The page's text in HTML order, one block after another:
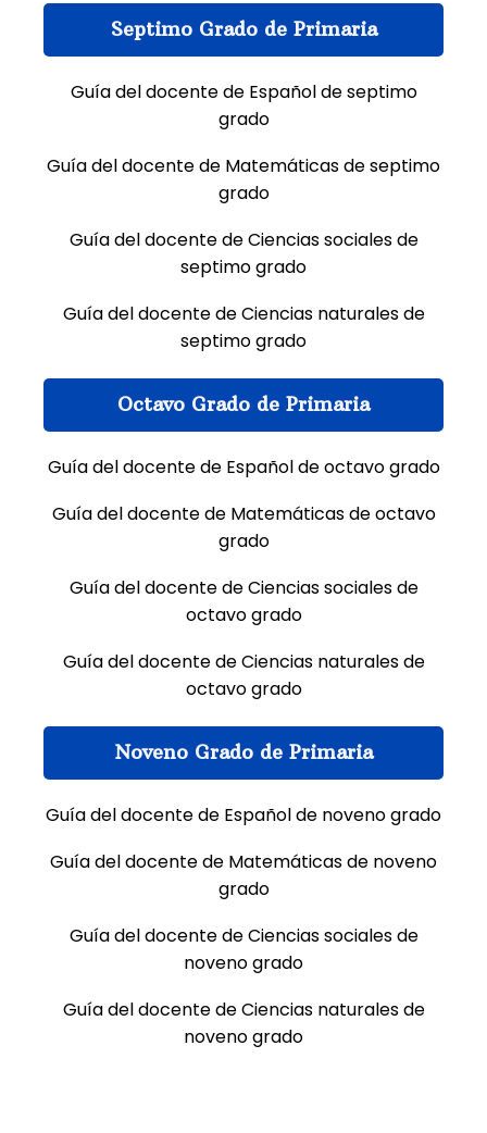
Septimo Grado de Primaria
Guía del docente de Español de septimo
grado
Guía del docente de Matemáticas de septimo
grado
Guía del docente de Ciencias sociales de
septimo grado
Guía del docente de Ciencias naturales de
septimo grado
Octavo Grado de Primaria
Guía del docente de Español de octavo grado
Guía del docente de Matemáticas de octavo
grado
Guía del docente de Ciencias sociales de
octavo grado
Guía del docente de Ciencias naturales de
octavo grado
Noveno Grado de Primaria
Guía del docente de Español de noveno grado
Guía del docente de Matemáticas de noveno
grado
Guía del docente de Ciencias sociales de
noveno grado
Guía del docente de Ciencias naturales de
noveno grado